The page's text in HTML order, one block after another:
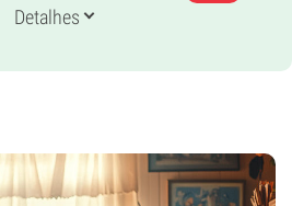
Sativa
Detalhes